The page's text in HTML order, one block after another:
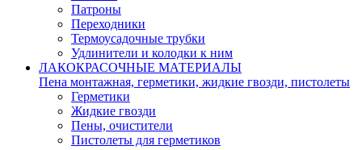
Патроны
Переходники
Термоусадочные трубки
Удлинители и колодки к ним
ЛАКОКРАСОЧНЫЕ МАТЕРИАЛЫ
Пена монтажная, герметики, жидкие гвозди, пистолеты
Герметики
Жидкие гвозди
Пены, очистители
Пистолеты для герметиков